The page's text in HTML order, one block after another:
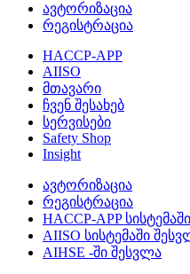
ავტორიზაცია
რეგისტრაცია
HACCP-APP
AIISO
მთავარი
ჩვენ შესახებ
სერვისები
Safety Shop
Insight
ავტორიზაცია
რეგისტრაცია
HACCP-APP
AIISO სისტემაში
AIHSE -ში შესვლა